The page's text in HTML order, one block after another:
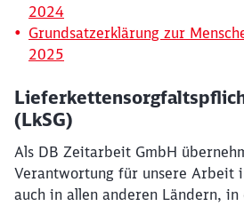
2024
Grundsatzerklärung zur
2025
(LkSG)
Als DB Zeitarbeit GmbH
Verantwortung für unsere Arbeit
auch in allen anderen Ländern,